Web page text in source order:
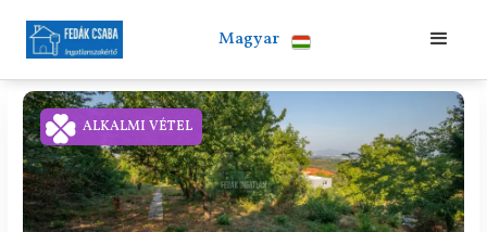
Magyar
ALKALMI VÉTEL